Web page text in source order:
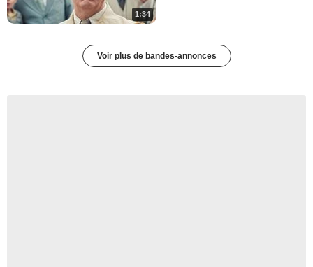
1:34
Voir plus de bandes-annonces